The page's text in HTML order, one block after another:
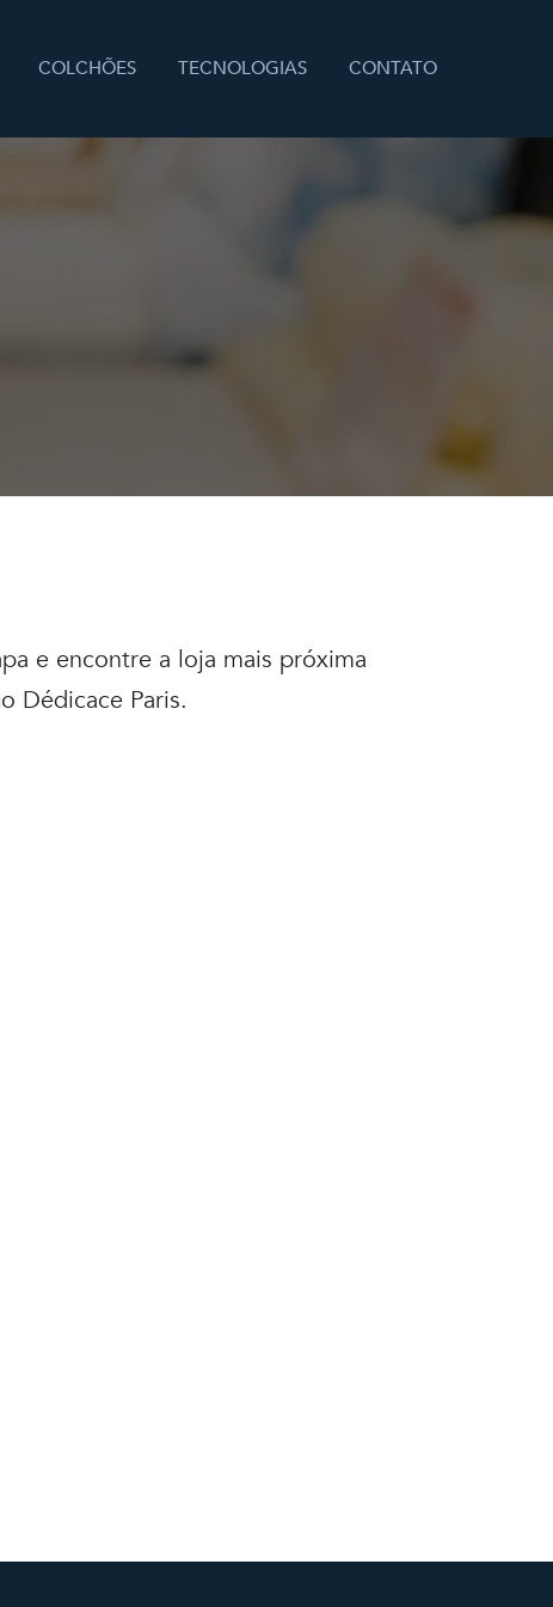
COLCHÕES TECNOLOGIAS CONTATO
e encontre a loja mais próxima
Dédicace Paris.